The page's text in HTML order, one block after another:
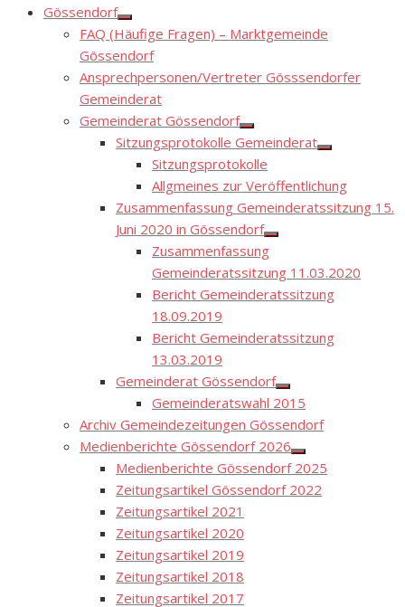
Gössendorf
Show
sub
menu
FAQ (Häufige Fragen) – Marktgemeinde
Gössendorf
Ansprechpersonen/Vertreter Gösssendorfer
Gemeinderat
Gemeinderat Gössendorf
Show
sub
menu
Sitzungsprotokolle Gemeinderat
Show
menu
Sitzungsprotokolle
Allgmeines zur Veröffentlichung
Zusammenfassung Gemeinderatssitzung 15.
Juni 2020 in Gössendorf
Show
menu
Zusammenfassung
Gemeinderatssitzung 11.03.2020
Bericht Gemeinderatssitzung
18.09.2019
Bericht Gemeinderatssitzung
13.03.2019
Gemeinderat Gössendorf
Show
sub
menu
Gemeinderatswahl 2015
Archiv Gemeindezeitungen Gössendorf
Medienberichte Gössendorf 2026
Show
sub
menu
Medienberichte Gössendorf 2025
Zeitungsartikel Gössendorf 2022
Zeitungsartikel 2021
Zeitungsartikel 2020
Zeitungsartikel 2019
Zeitungsartikel 2018
Zeitungsartikel 2017